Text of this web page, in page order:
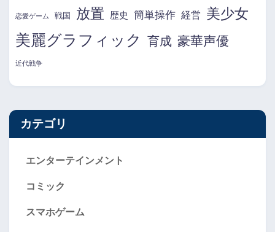
恋愛ゲーム 戦国 放置 歴史 簡単操作 経営 美少女
美麗グラフィック 育成 豪華声優
近代戦争
カテゴリ
エンターテインメント
コミック
スマホゲーム